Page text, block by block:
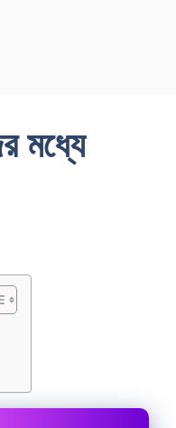
মধ্যে